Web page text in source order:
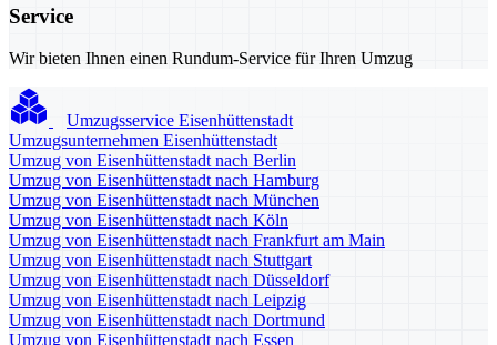
Service
Wir bieten Ihnen einen Rundum-Service für Ihren Umzug
Umzugsservice Eisenhüttenstadt
Umzugsunternehmen Eisenhüttenstadt
Umzug von Eisenhüttenstadt nach Berlin
Umzug von Eisenhüttenstadt nach Hamburg
Umzug von Eisenhüttenstadt nach München
Umzug von Eisenhüttenstadt nach Köln
Umzug von Eisenhüttenstadt nach Frankfurt am Main
Umzug von Eisenhüttenstadt nach Stuttgart
Umzug von Eisenhüttenstadt nach Düsseldorf
Umzug von Eisenhüttenstadt nach Leipzig
Umzug von Eisenhüttenstadt nach Dortmund
Umzug von Eisenhüttenstadt nach Essen